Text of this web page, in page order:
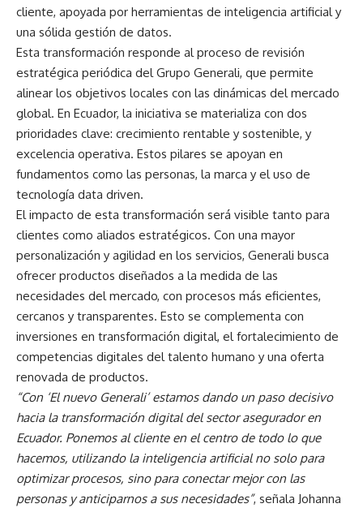
cliente, apoyada por herramientas de inteligencia artificial y
una sólida gestión de datos.
Esta transformación responde al proceso de revisión
estratégica periódica del Grupo Generali, que permite
alinear los objetivos locales con las dinámicas del mercado
global. En Ecuador, la iniciativa se materializa con dos
prioridades clave: crecimiento rentable y sostenible, y
excelencia operativa. Estos pilares se apoyan en
fundamentos como las personas, la marca y el uso de
tecnología data driven.
El impacto de esta transformación será visible tanto para
clientes como aliados estratégicos. Con una mayor
personalización y agilidad en los servicios, Generali busca
ofrecer productos diseñados a la medida de las
necesidades del mercado, con procesos más eficientes,
cercanos y transparentes. Esto se complementa con
inversiones en transformación digital, el fortalecimiento de
competencias digitales del talento humano y una oferta
renovada de productos.
“Con ‘El nuevo Generali’ estamos dando un paso decisivo
hacia la transformación digital del sector asegurador en
Ecuador. Ponemos al cliente en el centro de todo lo que
hacemos, utilizando la inteligencia artificial no solo para
optimizar procesos, sino para conectar mejor con las
personas y anticiparnos a sus necesidades”, señala Johanna